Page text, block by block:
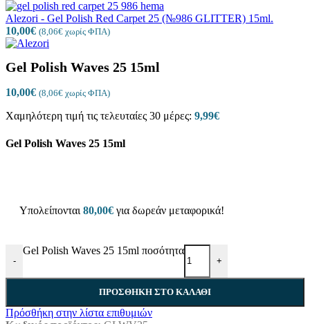
Alezori - Gel Polish Red Carpet 25 (№986 GLITTER) 15ml.
10,00€ (8,06€ χωρίς ΦΠΑ)
Gel Polish Waves 25 15ml
10,00€ (8,06€ χωρίς ΦΠΑ)
Χαμηλότερη τιμή τις τελευταίες 30 μέρες: 9,99€
Gel Polish Waves 25 15ml
Υπολείπονται 80,00€ για δωρεάν μεταφορικά!
-
Gel Polish Waves 25 15ml ποσότητα
+
ΠΡΟΣΘΉΚΗ ΣΤΟ ΚΑΛΆΘΙ
Πρόσθήκη στην λίστα επιθυμιών